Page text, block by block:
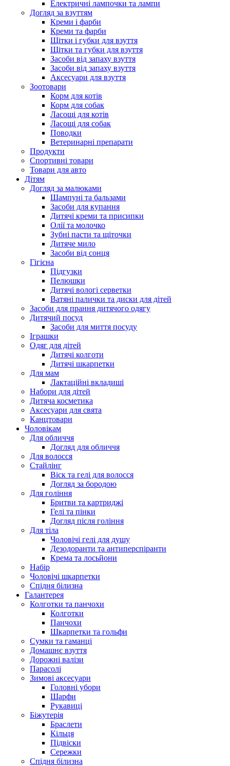
Електричні лампочки та лампи
Догляд за взуттям
Креми і фарби
Креми та фарби
Щітки і губки для взуття
Щітки та губки для взуття
Засоби від запаху взуття
Засоби від запаху взуття
Аксесуари для взуття
Зоотовари
Корм для котів
Корм для собак
Ласощі для котів
Ласощі для собак
Поводки
Ветеринарні препарати
Продукти
Спортивні товари
Товари для авто
Дітям
Догляд за малюками
Шампуні та бальзами
Засоби для купання
Дитячі креми та присипки
Олії та молочко
Зубні пасти та щіточки
Дитяче мило
Засоби від сонця
Гігієна
Підгузки
Пелюшки
Дитячі вологі серветки
Ватяні палички та диски для дітей
Засоби для прання дитячого одягу
Дитячий посуд
Засоби для миття посуду
Іграшки
Одяг для дітей
Дитячі колготи
Дитячі шкарпетки
Для мам
Лактаційні вкладиші
Набори для дітей
Дитяча косметика
Аксесуари для свята
Канцтовари
Чоловікам
Для обличчя
Догляд для обличчя
Для волосся
Стайлінг
Віск та гелі для волосся
Догляд за бородою
Для гоління
Бритви та картриджі
Гелі та пінки
Догляд після гоління
Для тіла
Чоловічі гелі для душу
Дезодоранти та антиперспіранти
Крема та лосьйони
Набір
Чоловічі шкарпетки
Спідня білизна
Галантерея
Колготки та панчохи
Колготки
Панчохи
Шкарпетки та гольфи
Сумки та гаманці
Домашнє взуття
Дорожні валізи
Парасолі
Зимові аксесуари
Головні убори
Шарфи
Рукавиці
Біжутерія
Браслети
Кільця
Підвіски
Сережки
Спідня білизна